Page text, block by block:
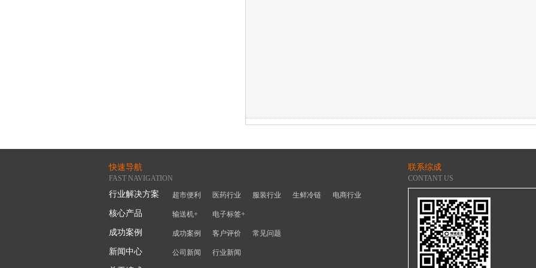
快速导航
FAST NAVIGATION
行业解决方案
核心产品
成功案例
新闻中心
超市便利 医药行业 服装行业 生鲜冷链 电商行业
输送机+ 电子标签+
成功案例 客户评价 常见问题
公司新闻 行业新闻
联系综成
CONTANT US